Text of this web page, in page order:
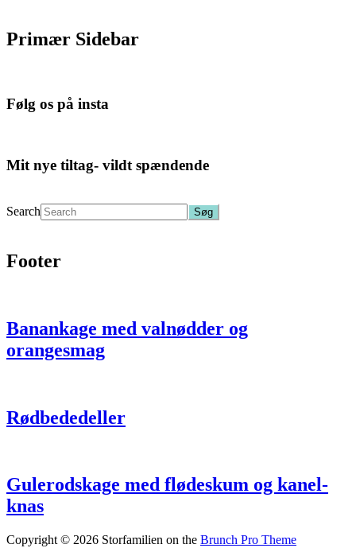
Primær Sidebar
Følg os på insta
Mit nye tiltag- vildt spændende
Search
Footer
Banankage med valnødder og
orangesmag
Rødbededeller
Gulerodskage med fløde­skum og kanel­
knas
Copyright © 2026 Storfamilien on the Brunch Pro Theme